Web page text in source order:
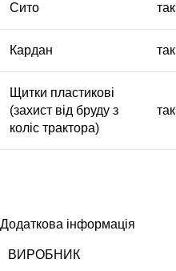
Сито так
Кардан так
Щитки пластикові
(захист від бруду з
коліс трактора)
так
Додаткова інформація
ВИРОБНИК